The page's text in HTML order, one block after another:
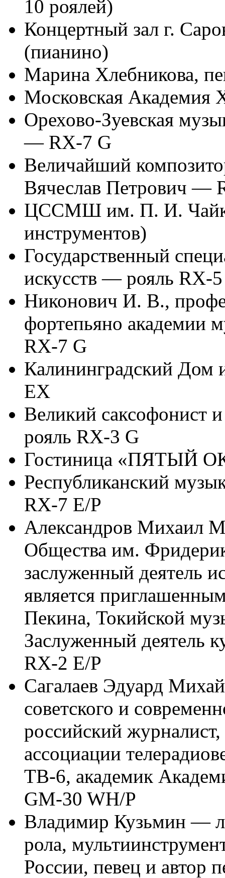
10 роялей)
Концертный зал г.
(пианино)
Марина Хлебникова,
Московская
Орехово-Зуевская
— RX-7 G
Величайший
Вячеслав Петрович —
ЦССМШ им. П. И.
инструментов)
Государственный
искусств — рояль RX-
Никонович И. В.,
фортепьяно академии
RX-7 G
Калининградский Дом
EX
Великий саксофонист
рояль RX-3 G
Гостиница «ПЯТЫЙ
Республиканский
RX-7 E/P
Александров Михаил
Общества им.
заслуженный деятель
является
Пекина, Токийской
Заслуженный деятель
RX-2 E/P
Сагалаев Эдуард
советского и
российский
ассоциации
ТВ-6, академик
GM-30 WH/P
Владимир Кузьмин —
рола,
России, певец и автор